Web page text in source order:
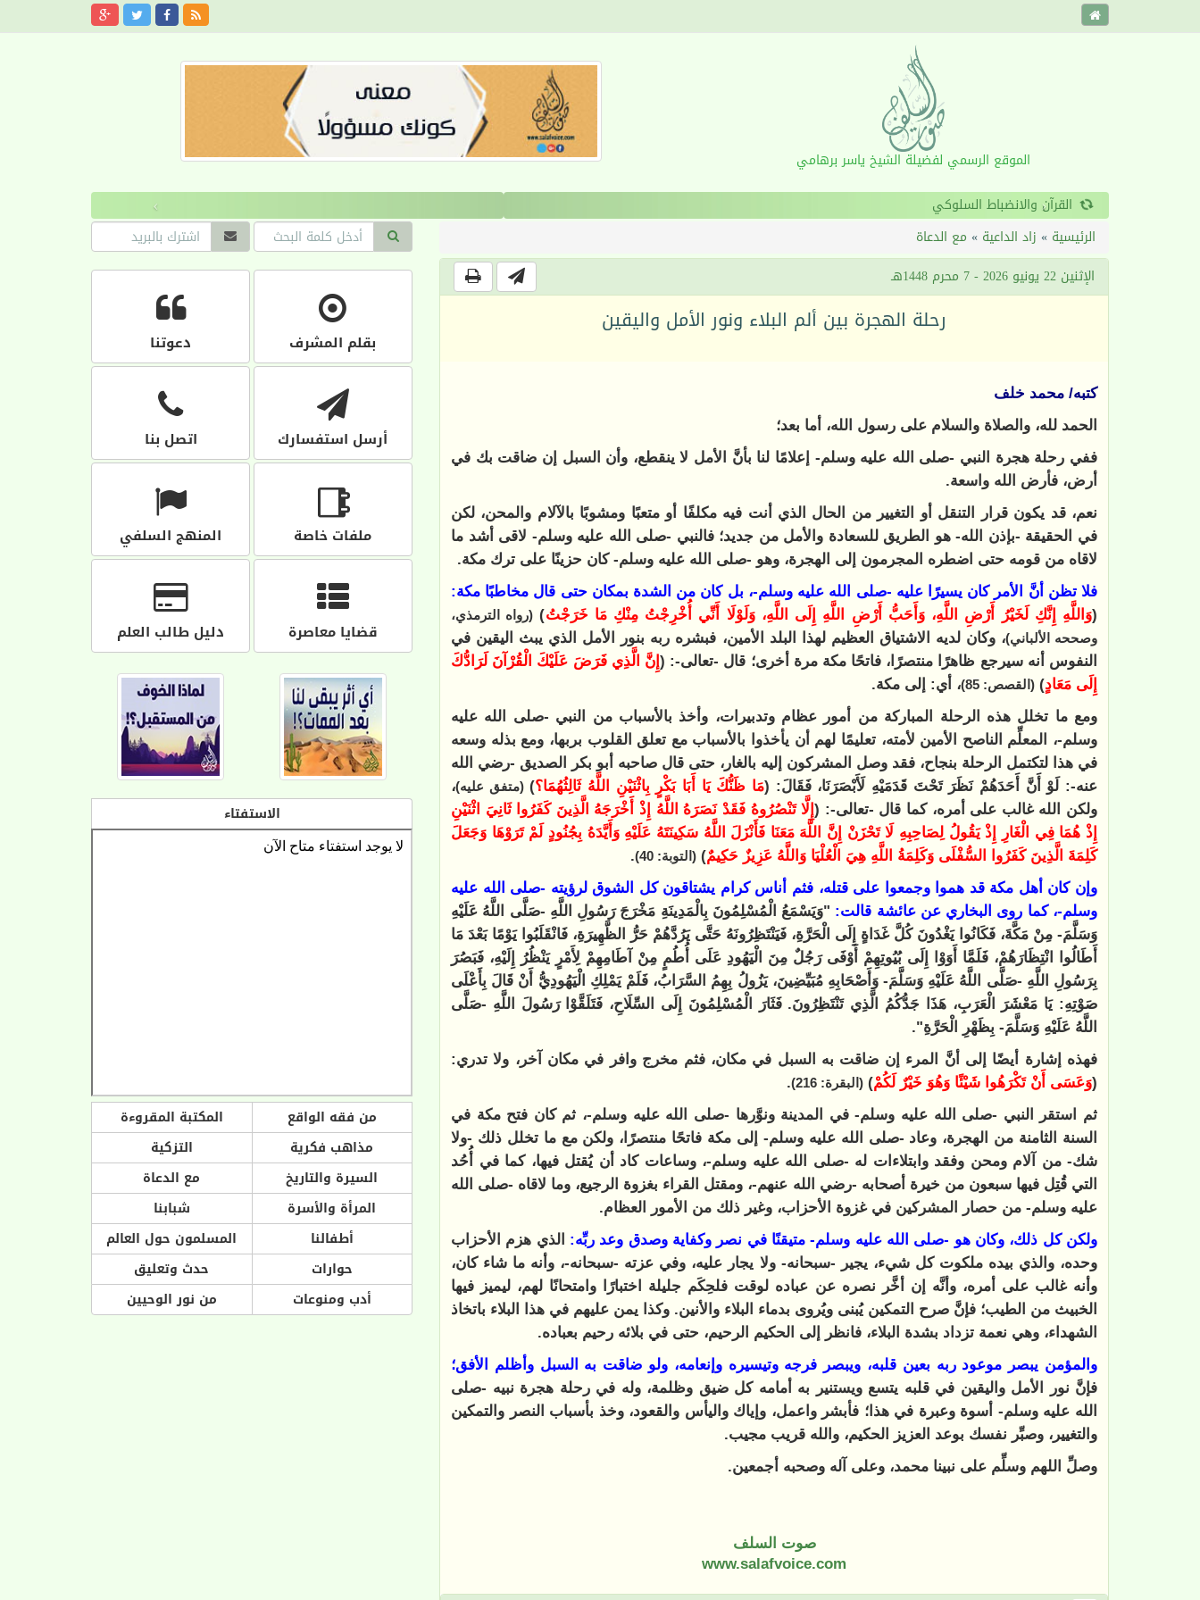
الموقع الرسمي لفضيلة الشيخ ياسر برهامي
‹
›
الرئيسية » زاد الداعية » مع الدعاة
الإثنين 22 يونيو 2026 - 7 محرم 1448هـ
رحلة الهجرة بين ألم البلاء ونور الأمل واليقين
كتبه/ محمد خلف
الحمد لله، والصلاة والسلام على رسول الله، أما بعد؛
ففي رحلة هجرة النبي -صلى الله عليه وسلم- إعلامًا لنا بأنَّ الأمل لا ينقطع، وأن السبل إن ضاقت بك في
أرض، فأرض الله واسعة.
نعم، قد يكون قرار التنقل أو التغيير من الحال الذي أنت فيه مكلفًا أو متعبًا ومشوبًا بالآلام والمحن، لكن
في الحقيقة -بإذن الله- هو الطريق للسعادة والأمل من جديد؛ فالنبي -صلى الله عليه وسلم- لاقى أشد ما
لاقاه من قومه حتى اضطره المجرمون إلى الهجرة، وهو -صلى الله عليه وسلم- كان حزينًا على ترك مكة.
فلا تظن أنَّ الأمر كان يسيرًا عليه -صلى الله عليه وسلم-، بل كان من الشدة بمكان حتى قال مخاطبًا مكة:
(وَاللَّهِ إِنَّكِ لَخَيْرُ أَرْضِ اللَّهِ، وَأَحَبُّ أَرْضِ اللَّهِ إِلَى اللَّهِ، وَلَوْلَا أَنِّي أُخْرِجْتُ مِنْكِ مَا خَرَجْتُ) (رواه الترمذي،
وصححه الألباني)، وكان لديه الاشتياق العظيم لهذا البلد الأمين، فبشره ربه بنور الأمل الذي يبث اليقين في
النفوس أنه سيرجع ظاهرًا منتصرًا، فاتحًا مكة مرة أخرى؛ قال -تعالى-: (إِنَّ الَّذِي فَرَضَ عَلَيْكَ الْقُرْآنَ لَرَادُّكَ
إِلَى مَعَادٍ) (القصص: 85)
، أي: إلى مكة.
ومع ما تخلل هذه الرحلة المباركة من أمور عظام وتدبيرات، وأخذ بالأسباب من النبي -صلى الله عليه
وسلم-، المعلِّم الناصح الأمين لأمته، تعليمًا لهم أن يأخذوا بالأسباب مع تعلق القلوب بربها، ومع بذله وسعه
في هذا لتكتمل الرحلة بنجاح، فقد وصل المشركون إليه بالغار، حتى قال صاحبه أبو بكر الصديق -رضي الله
عنه-: لَوْ أَنَّ أَحَدَهُمْ نَظَرَ تَحْتَ قَدَمَيْهِ لَأَبْصَرَنَا، فَقَالَ: (مَا ظَنُّكَ يَا أَبَا بَكْرٍ بِاثْنَيْنِ اللَّهُ ثَالِثُهُمَا؟)(متفق عليه)،
ولكن الله غالب على أمره، كما قال -تعالى-: (إِلَّا تَنْصُرُوهُ فَقَدْ نَصَرَهُ اللَّهُ إِذْ أَخْرَجَهُ الَّذِينَ كَفَرُوا ثَانِيَ اثْنَيْنِ
إِذْ هُمَا فِي الْغَارِ إِذْ يَقُولُ لِصَاحِبِهِ لَا تَحْزَنْ إِنَّ اللَّهَ مَعَنَا فَأَنْزَلَ اللَّهُ سَكِينَتَهُ عَلَيْهِ وَأَيَّدَهُ بِجُنُودٍ لَمْ تَرَوْهَا وَجَعَلَ
كَلِمَةَ الَّذِينَ كَفَرُوا السُّفْلَى وَكَلِمَةُ اللَّهِ هِيَ الْعُلْيَا وَاللَّهُ عَزِيزٌ حَكِيمٌ) (التوبة: 40)
.
وإن كان أهل مكة قد هموا وجمعوا على قتله، فثم أناس كرام يشتاقون كل الشوق لرؤيته -صلى الله عليه
وسلم-، كما روى البخاري عن عائشة قالت: "وَيَسْمَعُ الْمُسْلِمُونَ بِالْمَدِينَةِ مَخْرَجَ رَسُولِ اللَّهِ -صَلَّى اللَّهُ عَلَيْهِ
وَسَلَّمَ- مِنْ مَكَّةَ، فَكَانُوا يَغْدُونَ كُلَّ غَدَاةٍ إِلَى الْحَرَّةِ، فَيَنْتَظِرُونَهُ حَتَّى يَرُدَّهُمْ حَرُّ الظَّهِيرَةِ، فَانْقَلَبُوا يَوْمًا بَعْدَ مَا
أَطَالُوا انْتِظَارَهُمْ، فَلَمَّا أَوَوْا إِلَى بُيُوتِهِمْ أَوْفَى رَجُلٌ مِنَ الْيَهُودِ عَلَى أُطُمٍ مِنْ آطَامِهِمْ لِأَمْرٍ يَنْظُرُ إِلَيْهِ، فَبَصُرَ
بِرَسُولِ اللَّهِ -صَلَّى اللَّهُ عَلَيْهِ وَسَلَّمَ- وَأَصْحَابِهِ مُبَيِّضِينَ، يَزُولُ بِهِمُ السَّرَابُ، فَلَمْ يَمْلِكِ الْيَهُودِيُّ أَنْ قَالَ بِأَعْلَى
صَوْتِهِ: يَا مَعْشَرَ الْعَرَبِ، هَذَا جَدُّكُمُ الَّذِي تَنْتَظِرُونَ. فَثَارَ الْمُسْلِمُونَ إِلَى السِّلَاحِ، فَتَلَقَّوْا رَسُولَ اللَّهِ -صَلَّى
اللَّهُ عَلَيْهِ وَسَلَّمَ- بِظَهْرِ الْحَرَّةِ".
فهذه إشارة أيضًا إلى أنَّ المرء إن ضاقت به السبل في مكان، فثم مخرج وافر في مكان آخر، ولا تدري:
(وَعَسَى أَنْ تَكْرَهُوا شَيْئًا وَهُوَ خَيْرٌ لَكُمْ) (البقرة: 216)
.
ثم استقر النبي -صلى الله عليه وسلم- في المدينة ونوَّرها -صلى الله عليه وسلم-، ثم كان فتح مكة في
السنة الثامنة من الهجرة، وعاد -صلى الله عليه وسلم- إلى مكة فاتحًا منتصرًا، ولكن مع ما تخلل ذلك -ولا
شك- من آلام ومحن وفقد وابتلاءات له -صلى الله عليه وسلم-، وساعات كاد أن يُقتل فيها، كما في أُحُد
التي قُتِل فيها سبعون من خيرة أصحابه -رضي الله عنهم-، ومقتل القراء بغزوة الرجيع، وما لاقاه -صلى الله
عليه وسلم- من حصار المشركين في غزوة الأحزاب، وغير ذلك من الأمور العظام.
ولكن كل ذلك، وكان هو -صلى الله عليه وسلم- متيقنًا في نصر وكفاية وصدق وعد ربِّه: الذي هزم الأحزاب
وحده، والذي بيده ملكوت كل شيء، يجير -سبحانه- ولا يجار عليه، وفي عزته -سبحانه-، وأنه ما شاء كان،
وأنه غالب على أمره، وأنَّه إن أخَّر نصره عن عباده لوقت فلحِكَم جليلة اختبارًا وامتحانًا لهم، ليميز فيها
الخبيث من الطيب؛ فإنَّ صرح التمكين يُبنى ويُروى بدماء البلاء والأنين. وكذا يمن عليهم في هذا البلاء باتخاذ
الشهداء، وهي نعمة تزداد بشدة البلاء، فانظر إلى الحكيم الرحيم، حتى في بلائه رحيم بعباده.
والمؤمن يبصر موعود ربه بعين قلبه، ويبصر فرجه وتيسيره وإنعامه، ولو ضاقت به السبل وأظلم الأفق؛
فإنَّ نور الأمل واليقين في قلبه يتسع ويستنير به أمامه كل ضيق وظلمة، وله في رحلة هجرة نبيه -صلى
الله عليه وسلم- أسوة وعبرة في هذا؛ فأبشر واعمل، وإياك واليأس والقعود، وخذ بأسباب النصر والتمكين
والتغيير، وصبِّر نفسك بوعد العزيز الحكيم، والله قريب مجيب.
وصلِّ اللهم وسلِّم على نبينا محمد، وعلى آله وصحبه أجمعين.
صوت السلف
www.salafvoice.com
بقلم المشرف دعوتنا
أرسل استفسارك اتصل بنا
ملفات خاصة المنهج السلفي
قضايا معاصرة دليل طالب العلم
الاستفتاء
من فقه الواقع
المكتبة المقروءة
مذاهب فكرية
التزكية
السيرة والتاريخ
مع الدعاة
المرأة والأسرة
شبابنا
أطفالنا
المسلمون حول العالم
حوارات
حدث وتعليق
أدب ومنوعات
من نور الوحيين